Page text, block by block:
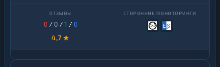
0 / 0 /1 /0
4,7 ★